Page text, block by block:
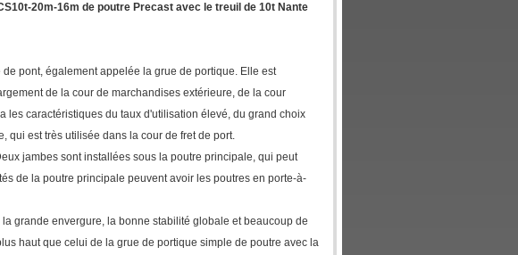
20m-16m de poutre Precast avec le treuil de 10t Nante
pont, également appelée la grue de portique. Elle est
de la cour de marchandises extérieure, de la cour
les caractéristiques du taux d'utilisation élevé, du grand choix
qui est très utilisée dans la cour de fret de port.
jambes sont installées sous la poutre principale, qui peut
de la poutre principale peuvent avoir les poutres en porte-à-
grande envergure, la bonne stabilité globale et beaucoup de
haut que celui de la grue de portique simple de poutre avec la